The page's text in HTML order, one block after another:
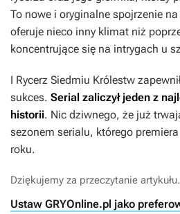
To nowe i oryginalne spojrzenie
oferuje nieco inny klimat niż
koncentrujące się na intrygach u
I Rycerz Siedmiu Królestw
sukces. Serial zaliczył jeden z
historii. Nic dziwnego, że już
sezonem serialu, którego
roku.
Dziękujemy za przeczytanie artykułu.
Ustaw GRYOnline.pl jako